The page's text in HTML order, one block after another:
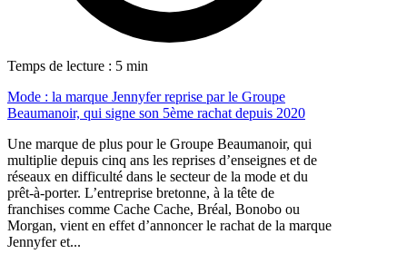
Temps de lecture : 5 min
Mode : la marque Jennyfer reprise par le Groupe
Beaumanoir, qui signe son 5ème rachat depuis 2020
Une marque de plus pour le Groupe Beaumanoir, qui
multiplie depuis cinq ans les reprises d’enseignes et de
réseaux en difficulté dans le secteur de la mode et du
prêt-à-porter. L’entreprise bretonne, à la tête de
franchises comme Cache Cache, Bréal, Bonobo ou
Morgan, vient en effet d’annoncer le rachat de la marque
Jennyfer et...